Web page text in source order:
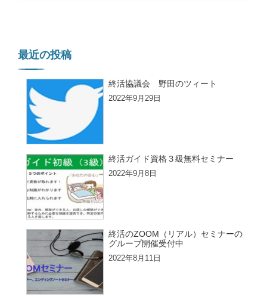
最近の投稿
終活協議会 野田のツィート
2022年9月29日
終活ガイド資格３級無料セミナー
2022年9月8日
終活のZOOM（リアル）セミナーの
グループ開催受付中
2022年8月11日